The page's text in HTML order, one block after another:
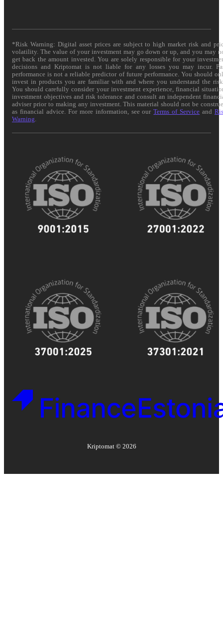
*Risk Warning: Digital asset prices are subject to high market risk and
volatility. The value of your investment may go down or up, and you may
get back the amount invested. You are solely responsible for your
decisions and Kriptomat is not liable for any losses you may incur.
performance is not a reliable predictor of future performance. You should
invest in products you are familiar with and where you understand the
You should carefully consider your investment experience, financial
investment objectives and risk tolerance and consult an independent
adviser prior to making any investment. This material should not be
as financial advice. For more information, see ourTerms of Service and
Warning
Kriptomat © 2026